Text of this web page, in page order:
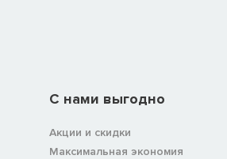
C нами выгодно
Акции и скидки
Максимальная экономия